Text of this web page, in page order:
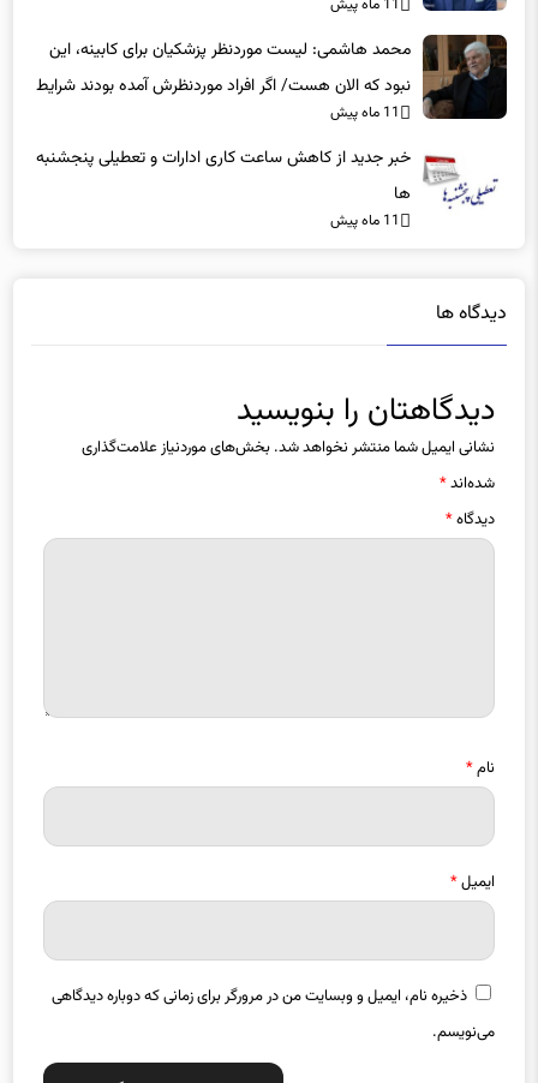
محمد هاشمی: لیست موردنظر پزشکیان برای کابینه، این
نبود که الان هست/ اگر افراد موردنظرش آمده بودند شرایط
بهتر بود
11 ماه پیش
خبر جدید از کاهش ساعت کاری ادارات و تعطیلی پنجشنبه
ها
11 ماه پیش
دیدگاه ها
دیدگاهتان را بنویسید
نشانی ایمیل شما منتشر نخواهد شد. بخش‌های موردنیاز علامت‌گذاری
شده‌اند*
دیدگاه*
نام*
ایمیل*
ذخیره نام، ایمیل و وبسایت من در مرورگر برای زمانی که دوباره دیدگاهی
می‌نویسم.